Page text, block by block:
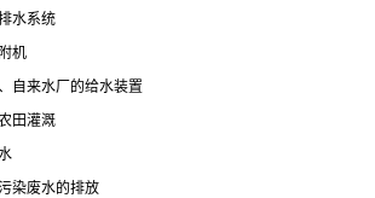
水系统
机
自来水厂的给水装置
田灌溉
染废水的排放